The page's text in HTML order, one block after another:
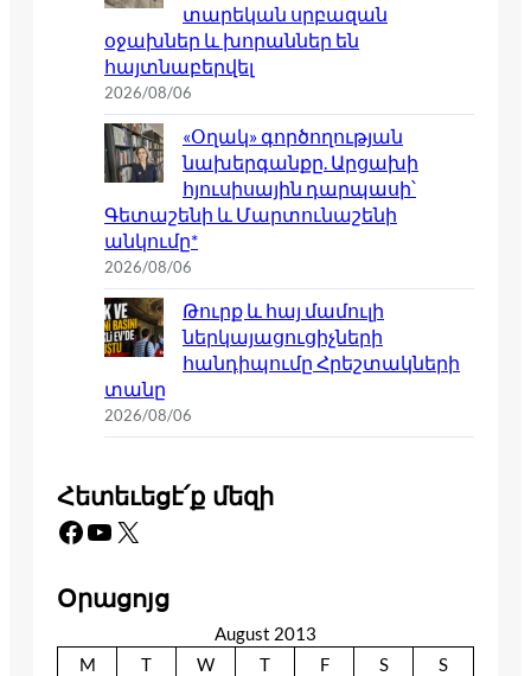
տարեկան սրբազան
օջախներ և խորաններ են
հայտնաբերվել
2026/08/06
«Օղակ» գործողության
նախերգանքը. Արցախի
հյուսիսային դարպասի՝
Գետաշենի և Մարտունաշենի
անկումը*
2026/08/06
Թուրք և հայ մամուլի
ներկայացուցիչների
հանդիպումը Հրեշտակների
տանը
2026/08/06
Հետեւեցէ՛ք մեզի
Facebook YouTube X
Օրացոյց
August 2013
M
T W T F S
S